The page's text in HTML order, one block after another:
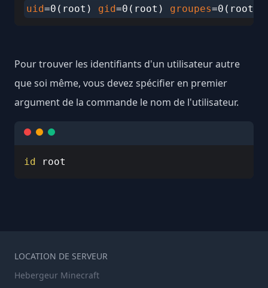
uid=0(root) gid=0(root) groupes
Pour trouver les identifiants d'un utilisateur autre
que soi même, vous devez spécifier en premier
argument de la commande le nom de l'utilisateur.
id root
LOCATION DE SERVEUR
Hebergeur Minecraft